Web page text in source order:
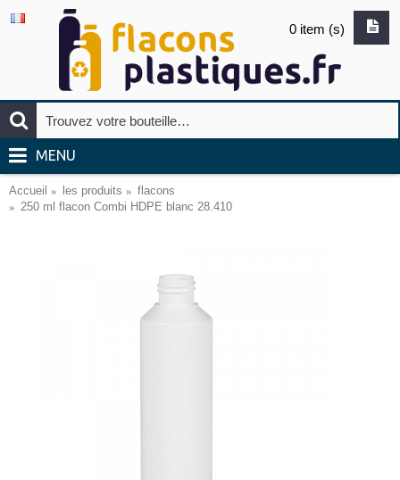
0 item (s)
MENU
Accueil les produits
flacons
250 ml flacon Combi HDPE blanc 28.410